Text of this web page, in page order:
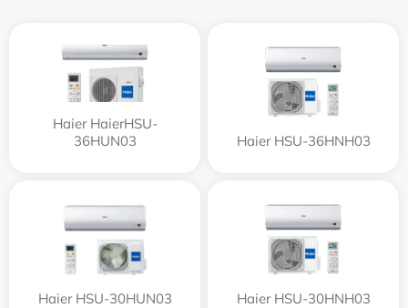
Haier HaierHSU-
36HUN03
Haier HSU-36HNH03
Haier HSU-30HUN03 Haier HSU-30HNH03